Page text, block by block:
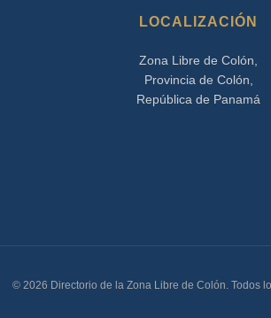
LOCALIZACIÓN
Zona Libre de Colón,
Provincia de Colón,
República de Panamá
© 2026 Directorio de la Zona Libre de Colón. Todos